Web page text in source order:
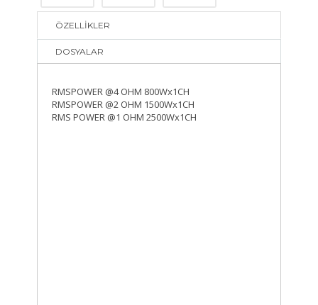
ÖZELLİKLER
DOSYALAR
RMSPOWER @4 OHM 800Wx1CH
RMSPOWER @2 OHM 1500Wx1CH
RMS POWER @1 OHM 2500Wx1CH